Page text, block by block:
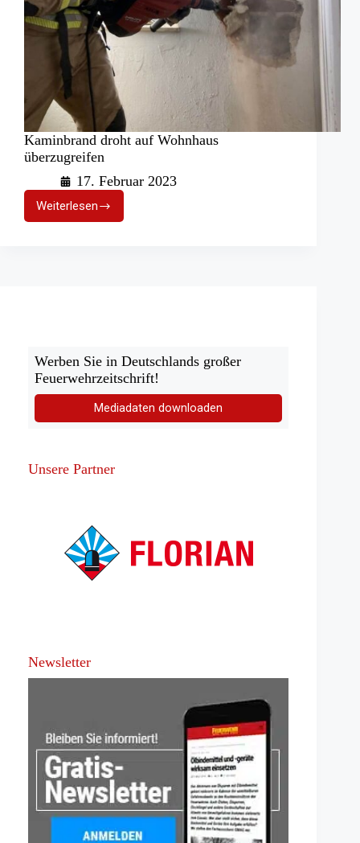
Kaminbrand droht auf Wohnhaus
überzugreifen
17. Februar 2023
WeiterlesenKaminbrand
droht
Werben Sie in Deutschlands großer
Feuerwehrzeitschrift!
Mediadaten downloaden
Unsere Partner
Newsletter